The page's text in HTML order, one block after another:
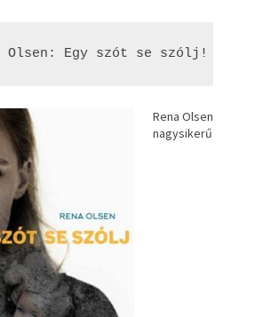
Olsen: Egy ​szót se szólj!
Rena Olsen
nagysikerű